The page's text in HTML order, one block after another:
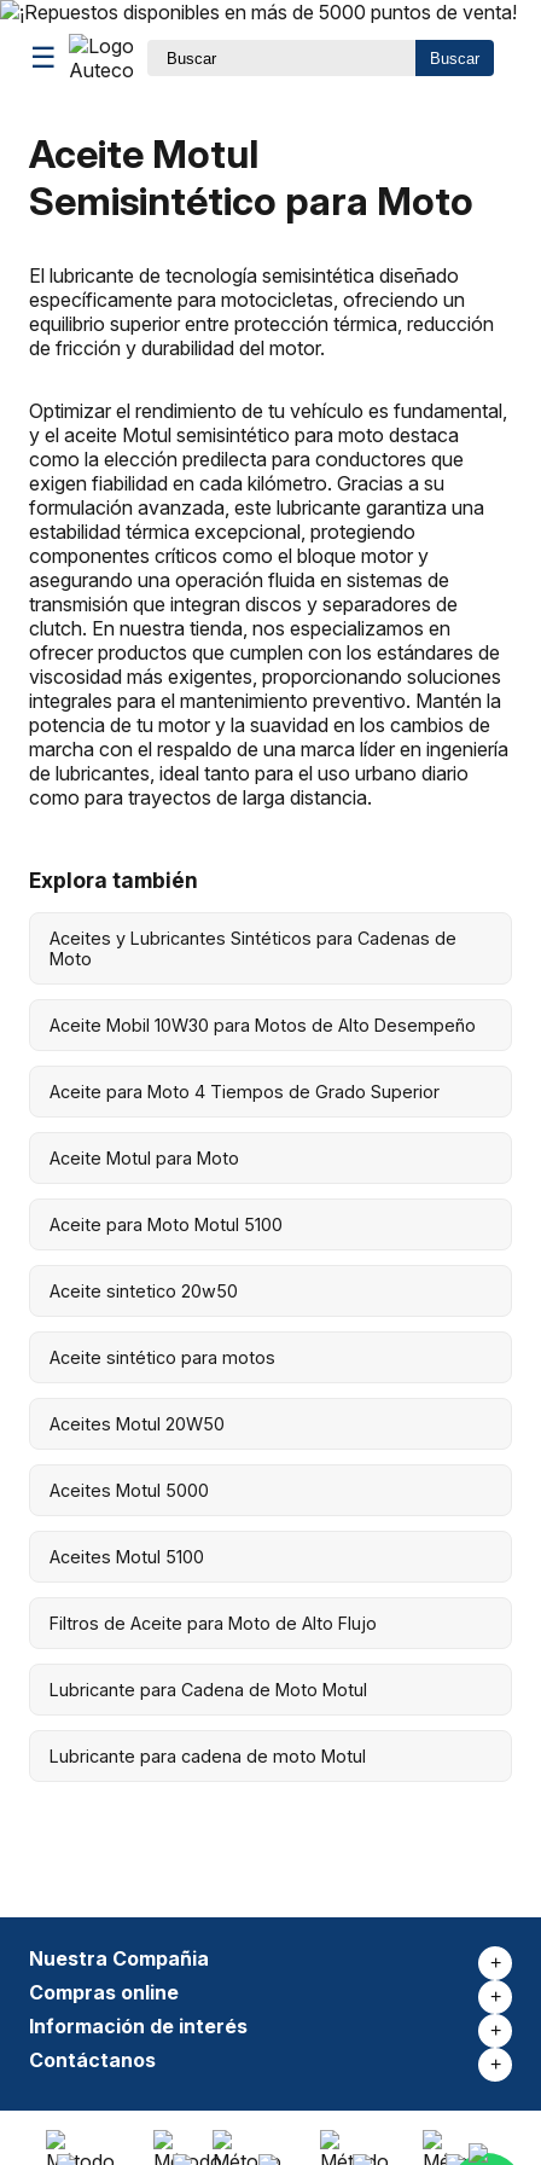
☰ Buscar
Aceite Motul
Semisintético para Moto
El lubricante de tecnología semisintética diseñado
específicamente para motocicletas, ofreciendo un
equilibrio superior entre protección térmica, reducción
de fricción y durabilidad del motor.
Optimizar el rendimiento de tu vehículo es fundamental,
y el aceite Motul semisintético para moto destaca
como la elección predilecta para conductores que
exigen fiabilidad en cada kilómetro. Gracias a su
formulación avanzada, este lubricante garantiza una
estabilidad térmica excepcional, protegiendo
componentes críticos como el bloque motor y
asegurando una operación fluida en sistemas de
transmisión que integran discos y separadores de
clutch. En nuestra tienda, nos especializamos en
ofrecer productos que cumplen con los estándares de
viscosidad más exigentes, proporcionando soluciones
integrales para el mantenimiento preventivo. Mantén la
potencia de tu motor y la suavidad en los cambios de
marcha con el respaldo de una marca líder en ingeniería
de lubricantes, ideal tanto para el uso urbano diario
como para trayectos de larga distancia.
Explora también
Aceites y Lubricantes Sintéticos para Cadenas de
Moto
Aceite Mobil 10W30 para Motos de Alto Desempeño
Aceite para Moto 4 Tiempos de Grado Superior
Aceite Motul para Moto
Aceite para Moto Motul 5100
Aceite sintetico 20w50
Aceite sintético para motos
Aceites Motul 20W50
Aceites Motul 5000
Aceites Motul 5100
Filtros de Aceite para Moto de Alto Flujo
Lubricante para Cadena de Moto Motul
Lubricante para cadena de moto Motul
Nuestra Compañia +
Compras online +
Información de interés +
Contáctanos +